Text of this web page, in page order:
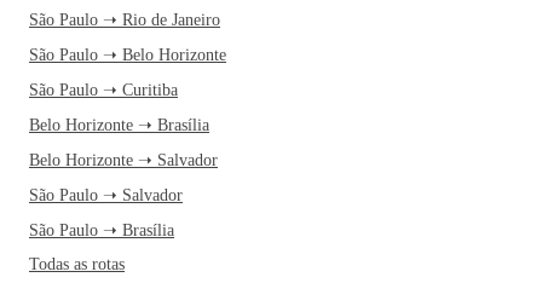
São Paulo ➝ Rio de Janeiro
São Paulo ➝ Belo Horizonte
São Paulo ➝ Curitiba
Belo Horizonte ➝ Brasília
Belo Horizonte ➝ Salvador
São Paulo ➝ Salvador
São Paulo ➝ Brasília
Todas as rotas